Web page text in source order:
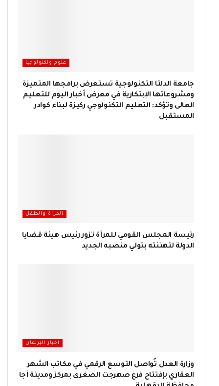
علوم وتكنولوجيا
جامعة الدلتا التكنولوجية تستعرض برامجها المتميزة
ومشروعاتها الإبتكارية في معرض أخبار اليوم للتعليم
العالى وتؤكد: التعليم التكنولوجي ركيزة لبناء كوادر
المستقبل
المرأة والطفل
رئيسة المجلس القومي للمرأة تزور رئيس هيئة قضايا
الدولة لتهنئته بتولي منصبه الجديد
اخبار البرلمان
وزارة العدل تُواصل التوسع الرقمي في مكاتب الشهر
العقاري بإفتتاح فرع صهرجت الصغرى بمركز ومدينة أجا